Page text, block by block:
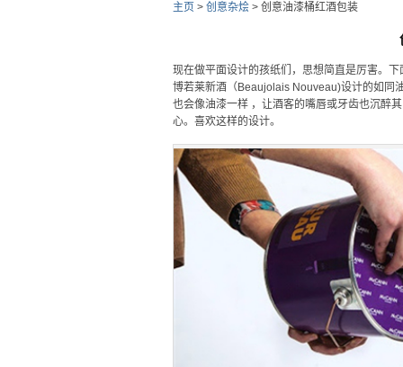
主页 > 创意杂烩 > 创意油漆桶红酒包装
现在做平面设计的孩纸们，思想简直是厉害。
博若莱新酒（Beaujolais Nouveau)设计的如同
也会像油漆一样 ，让酒客的嘴唇或牙齿也沉醉
心。喜欢这样的设计。